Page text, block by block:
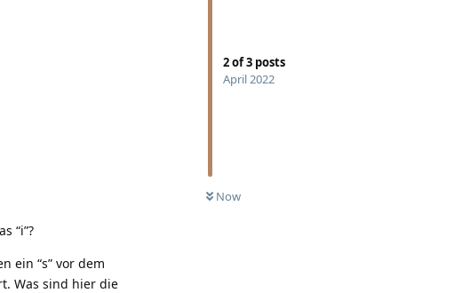
2of3 posts
April 2022
Now
“i”?
ein “s” vor dem
Was sind hier die